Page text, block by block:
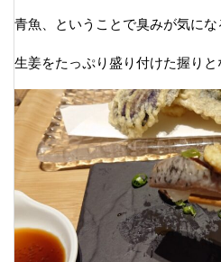
青魚、ということで臭みが気に
生姜をたっぷり盛り付けた握りと